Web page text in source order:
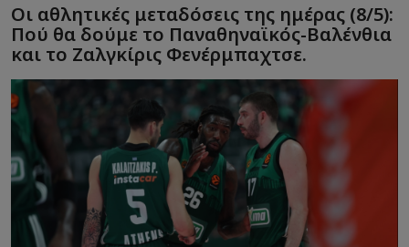
Οι αθλητικές μεταδόσεις της ημέρας (8/5):
Πού θα δούμε το Παναθηναϊκός-Βαλένθια
και το Ζαλγκίρις Φενέρμπαχτσε.